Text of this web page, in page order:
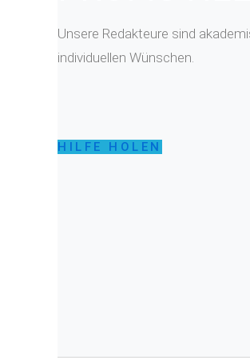
Unsere Redakteure sind
individuellen Wünschen.
HILFE HOLEN